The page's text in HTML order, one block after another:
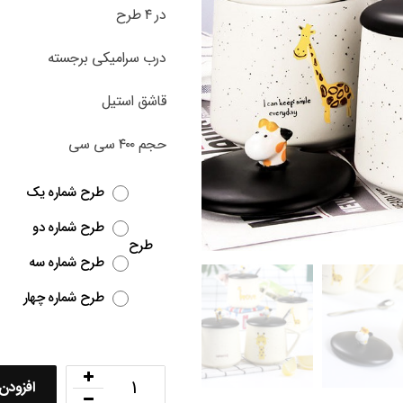
در ۴ طرح
درب سرامیکی برجسته
قاشق استیل
حجم ۴۰۰ سی سی
طرح
طرح شماره یک
طرح شماره دو
طرح شماره سه
طرح شماره چهار